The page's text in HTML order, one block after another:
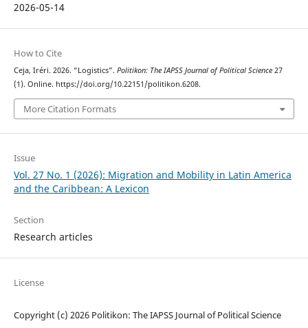
2026-05-14
How to Cite
Ceja, Iréri. 2026. “Logistics”. Politikon: The IAPSS Journal of Political Science27
(1). Online. https://doi.org/10.22151/politikon.6208.
More Citation Formats
Issue
Vol. 27 No. 1 (2026): Migration and Mobility in Latin America
and the Caribbean: A Lexicon
Section
Research articles
License
Copyright (c) 2026 Politikon: The IAPSS Journal of Political Science